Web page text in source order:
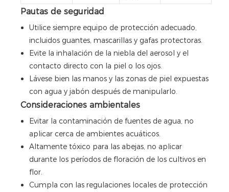
Pautas de seguridad
Utilice siempre equipo de protección adecuado,
incluidos guantes, mascarillas y gafas protectoras.
Evite la inhalación de la niebla del aerosol y el
contacto directo con la piel o los ojos.
Lávese bien las manos y las zonas de piel expuestas
con agua y jabón después de manipularlo.
Consideraciones ambientales
Evitar la contaminación de fuentes de agua, no
aplicar cerca de ambientes acuáticos.
Altamente tóxico para las abejas, no aplicar
durante los períodos de floración de los cultivos en
flor.
Cumpla con las regulaciones locales de protección